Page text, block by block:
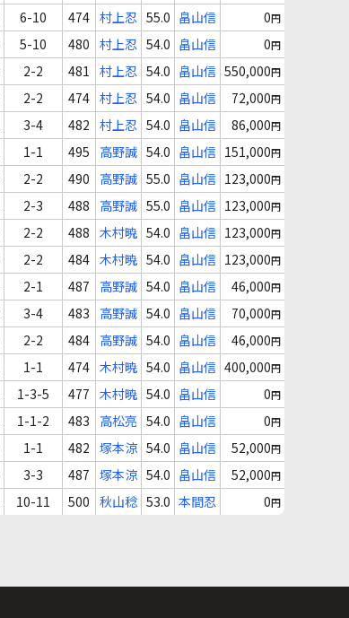
6-10 474 村上忍 55.0 畠山信 0円
5-10 480 村上忍 54.0 畠山信 0円
2-2 481 村上忍 54.0 畠山信 550,000円
2-2 474 村上忍 54.0 畠山信 72,000円
3-4 482 村上忍 54.0 畠山信 86,000円
1-1 495 高野誠 54.0 畠山信 151,000円
2-2 490 高野誠 55.0 畠山信 123,000円
2-3 488 高野誠 55.0 畠山信 123,000円
2-2 488 木村暁 54.0 畠山信 123,000円
2-2 484 木村暁 54.0 畠山信 123,000円
2-1 487 高野誠 54.0 畠山信 46,000円
3-4 483 高野誠 54.0 畠山信 70,000円
2-2 484 高野誠 54.0 畠山信 46,000円
1-1 474 木村暁 54.0 畠山信 400,000円
1-3-5 477 木村暁 54.0 畠山信 0円
1-1-2 483 高松亮 54.0 畠山信 0円
1-1 482 塚本涼 54.0 畠山信 52,000円
3-3 487 塚本涼 54.0 畠山信 52,000円
10-11 500 秋山稔 53.0 本間忍 0円